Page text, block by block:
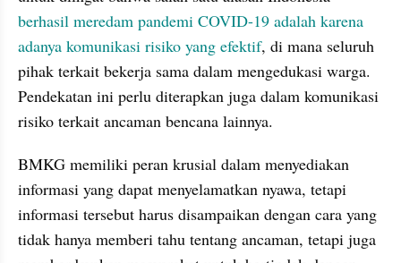
berhasil meredam pandemi COVID-19 adalah karena
adanya komunikasi risiko yang efektif, di mana seluruh
pihak terkait bekerja sama dalam mengedukasi warga.
Pendekatan ini perlu diterapkan juga dalam komunikasi
risiko terkait ancaman bencana lainnya.
BMKG memiliki peran krusial dalam menyediakan
informasi yang dapat menyelamatkan nyawa, tetapi
informasi tersebut harus disampaikan dengan cara yang
tidak hanya memberi tahu tentang ancaman, tetapi juga